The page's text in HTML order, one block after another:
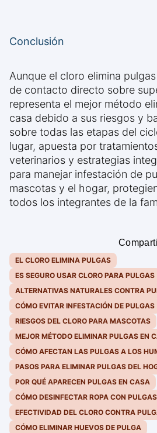
Conclusión
Aunque el cloro elimina
de contacto directo sobre
representa el mejor método
casa debido a sus riesgos y
sobre todas las etapas del
lugar, apuesta por
veterinarios y estrategias
para manejar infestación de
mascotas y el hogar,
todos los integrantes de la
EL CLORO ELIMINA PULGAS
ES SEGURO USAR CLORO PARA PULGAS
ALTERNATIVAS NATURALES CONTRA
CÓMO EVITAR INFESTACIÓN DE PULGAS
RIESGOS DEL CLORO PARA MASCOTAS
MEJOR MÉTODO ELIMINAR PULGAS EN
CÓMO AFECTAN LAS PULGAS A LOS
PASOS PARA ELIMINAR PULGAS DEL
POR QUÉ APARECEN PULGAS EN CASA
CÓMO DESINFECTAR ROPA CON PULGAS
EFECTIVIDAD DEL CLORO CONTRA
CÓMO ELIMINAR HUEVOS DE PULGA